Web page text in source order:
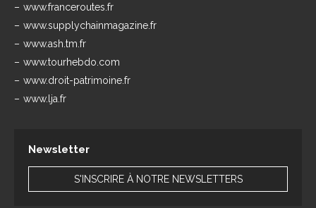
www.franceroutes.fr
www.supplychainmagazine.fr
www.ash.tm.fr
www.tourhebdo.com
www.droit-patrimoine.fr
www.lja.fr
Newsletter
S'INSCRIRE À NOTRE NEWSLETTERS